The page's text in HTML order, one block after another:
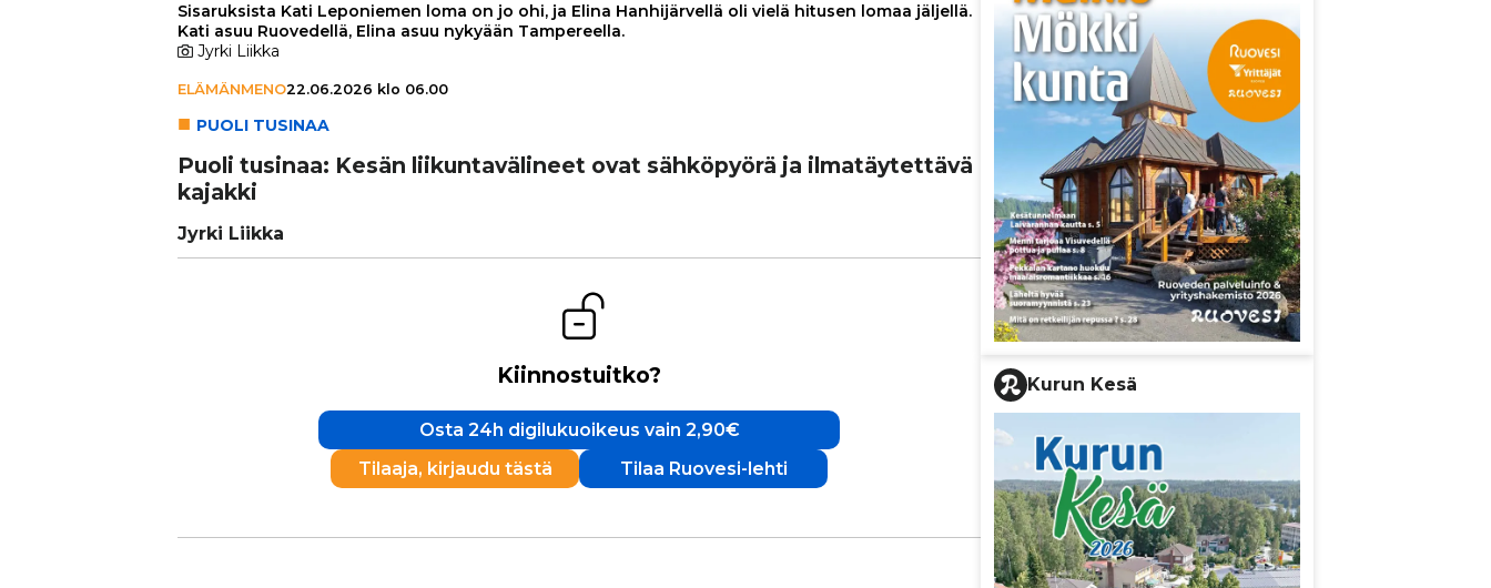
Sisaruksista Kati Leponiemen loma on jo ohi, ja Elina Hanhijärvellä oli vielä hitusen lomaa jäljellä.
Kati asuu Ruovedellä, Elina asuu nykyään Tampereella.
Jyrki Liikka
ELÄMÄNMENO22.06.2026 klo 06.00
PUO­LI TU­SI­NAA
Puoli tusinaa: Kesän lii­kun­ta­vä­li­neet ovat säh­kö­pyörä ja ilma­täy­tet­tävä
kajakki
Jyrki Liikka
Kiinnostuitko?
Osta 24h digilukuoikeus vain 2,90€
Tilaaja, kirjaudu tästä
Tilaa Ruovesi-lehti
Kurun Kesä